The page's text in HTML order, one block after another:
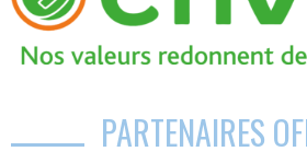
PARTENAIRES